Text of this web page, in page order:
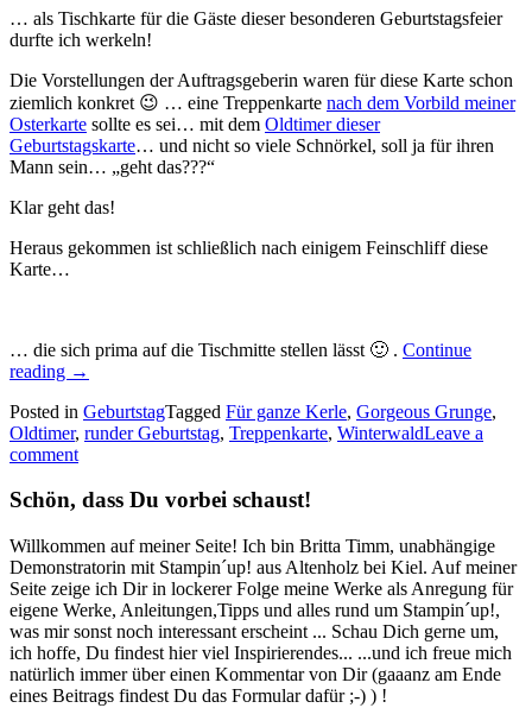
… als Tischkarte für die Gäste dieser besonderen Geburtstagsfeier
durfte ich werkeln!
Die Vorstellungen der Auftragsgeberin waren für diese Karte schon
ziemlich konkret 😉 … eine Treppenkarte nach dem Vorbild meiner
Osterkarte sollte es sei… mit dem Oldtimer dieser
Geburtstagskarte… und nicht so viele Schnörkel, soll ja für ihren
Mann sein… „geht das???“
Klar geht das!
Heraus gekommen ist schließlich nach einigem Feinschliff diese
Karte…
… die sich prima auf die Tischmitte stellen lässt 🙂 . Continue
reading „„Auf
Klassiker!
–
eine
mit
zum
runden
Geburtstag…“
→
Posted in GeburtstagTagged Für ganze Kerle, Gorgeous Grunge,
Oldtimer, runder Geburtstag, Treppenkarte, WinterwaldLeave a
comment
Schön, dass Du vorbei schaust!
Willkommen auf meiner Seite! Ich bin Britta Timm, unabhängige
Demonstratorin mit Stampin´up! aus Altenholz bei Kiel. Auf meiner
Seite zeige ich Dir in lockerer Folge meine Werke als Anregung für
eigene Werke, Anleitungen,Tipps und alles rund um Stampin´up!,
was mir sonst noch interessant erscheint ... Schau Dich gerne um,
ich hoffe, Du findest hier viel Inspirierendes... ...und ich freue mich
natürlich immer über einen Kommentar von Dir (gaaanz am Ende
eines Beitrags findest Du das Formular dafür ;-) ) !